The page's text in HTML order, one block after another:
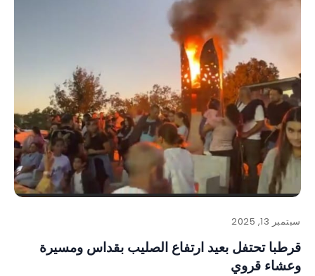
سبتمبر 13, 2025
قرطبا تحتفل بعيد ارتفاع الصليب بقداس ومسيرة
وعشاء قروي